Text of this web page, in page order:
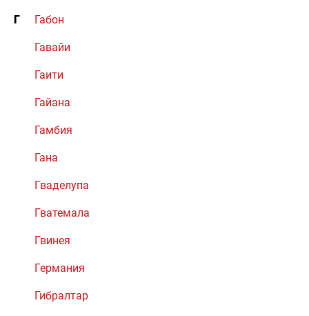
Г Габон
Гавайи
Гаити
Гайана
Гамбия
Гана
Гваделупа
Гватемала
Гвинея
Германия
Гибралтар